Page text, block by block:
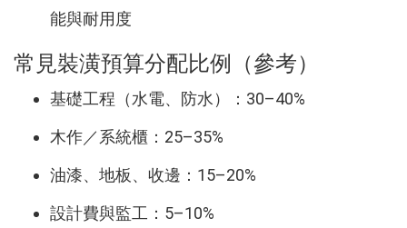
能與耐用度
常見裝潢預算分配比例（參考）
基礎工程（水電、防水）：30–40%
木作／系統櫃：25–35%
油漆、地板、收邊：15–20%
設計費與監工：5–10%